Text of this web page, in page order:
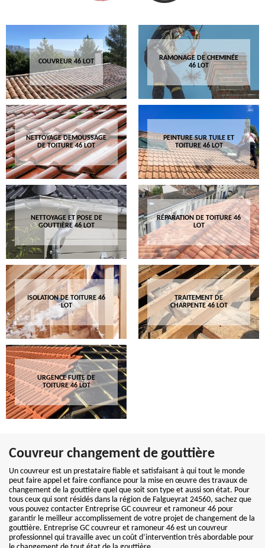
COUVREUR 46 LOT
RAMONAGE DE CHEMINÉE
46 LOT
NETTOYAGE DEMOUSSAGE
DE TOITURE 46 LOT
PEINTURE SUR TUILE ET
TOITURE 46 LOT
NETTOYAGE ET POSE DE
GOUTTIÈRE 46 LOT
RÉPARATION DE TOITURE 46
LOT
ISOLATION DE TOITURE 46
LOT
TRAITEMENT DE
CHARPENTE 46 LOT
URGENCE FUITE DE
TOITURE 46 LOT
Couvreur changement de gouttière
Un couvreur est un prestataire fiable et satisfaisant à qui tout le monde
peut faire appel et faire confiance pour la mise en œuvre des travaux de
changement de la gouttière quel que soit son type et aussi son état. Pour
tous ceux qui sont résidés dans la région de Falgueyrat 24560, sachez que
vous pouvez contacter Entreprise GC couvreur et ramoneur 46 pour
garantir le meilleur accomplissement de votre projet de changement de la
gouttière. Entreprise GC couvreur et ramoneur 46 est un couvreur
professionnel qui travaille avec un coût d’intervention très abordable pour